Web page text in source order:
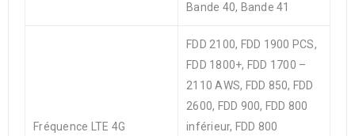
Bande 40, Bande 41
Fréquence LTE 4G
FDD 2100, FDD 1900 PCS,
FDD 1800+, FDD 1700 –
2110 AWS, FDD 850, FDD
2600, FDD 900, FDD 800
inférieur, FDD 800